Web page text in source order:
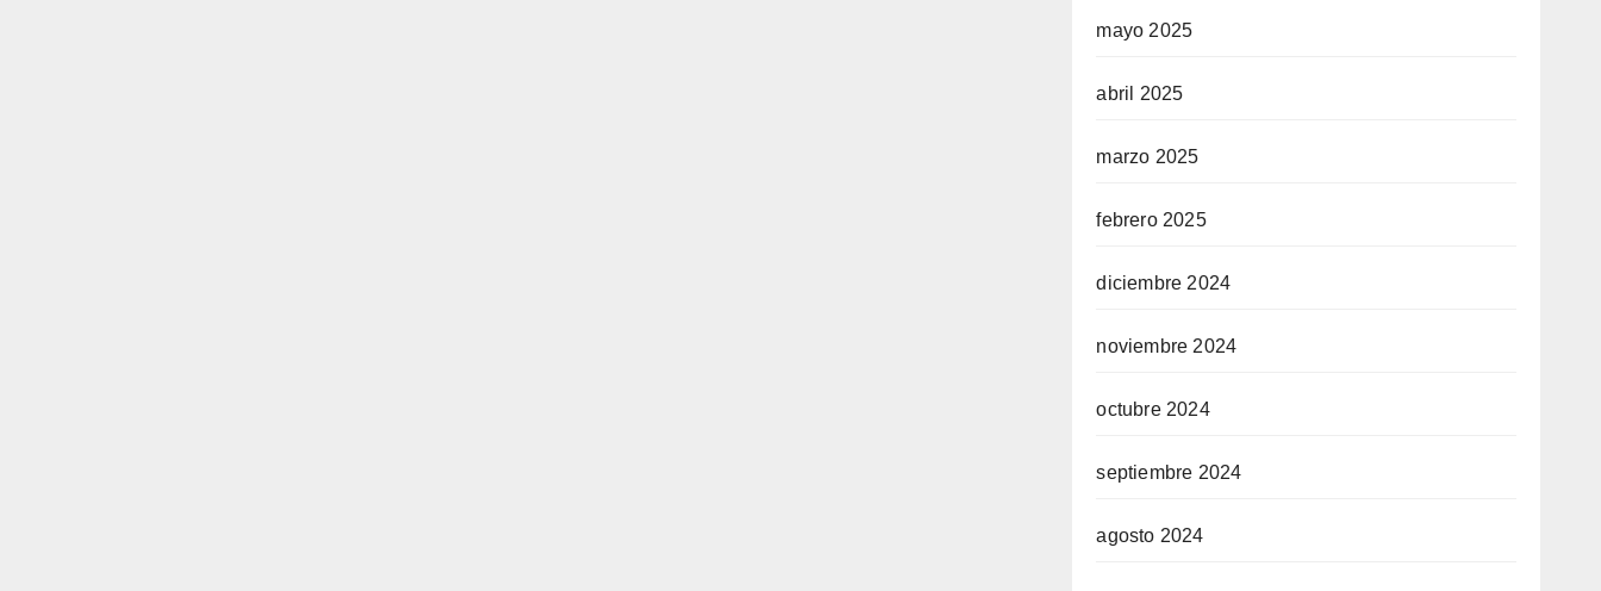
mayo 2025
abril 2025
marzo 2025
febrero 2025
diciembre 2024
noviembre 2024
octubre 2024
septiembre 2024
agosto 2024